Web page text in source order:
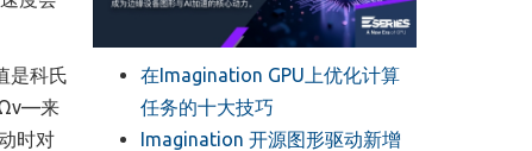
是科氏
来
时对
在Imagination GPU上优化计算
任务的十大技巧
​Imagination 开源图形驱动新增